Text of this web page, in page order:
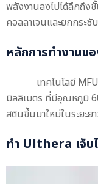
พลังงานลงไปได้ลึกถึง
คอลลาเจนและยกกระชั
หลักการทำงานข
เทคโนโลยี
มิลลิเมตร ที่มีอุณหภูมิ
สตินขึ้นมาใหม่ในระยะย
ทำ Ulthera เจ็บ